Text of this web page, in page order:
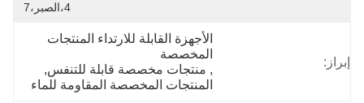
4،الصبر،7
إبراز:
الأجهزة القابلة للارتداء المنتجات
المخصصة
, منتجات مخصصة قابلة للتنفس ,
المنتجات المخصصة المقاومة للماء